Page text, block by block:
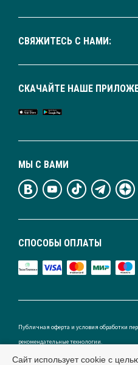
СВЯЖИТЕСЬ С НАМИ:
СПОСОБЫ ОПЛАТЫ
МЫ С ВАМИ
СКАЧАЙТЕ НАШЕ
Публичная оферта и условия обработки
рекомендательные технологии.
Сайт использует cookie с